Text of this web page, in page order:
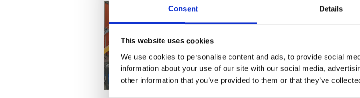
Consent Details
This website uses cookies
We use cookies to personalise content and ads, to provide social
information about your use of our site with our social media,
other information that you’ve provided to them or that they’ve
Brano